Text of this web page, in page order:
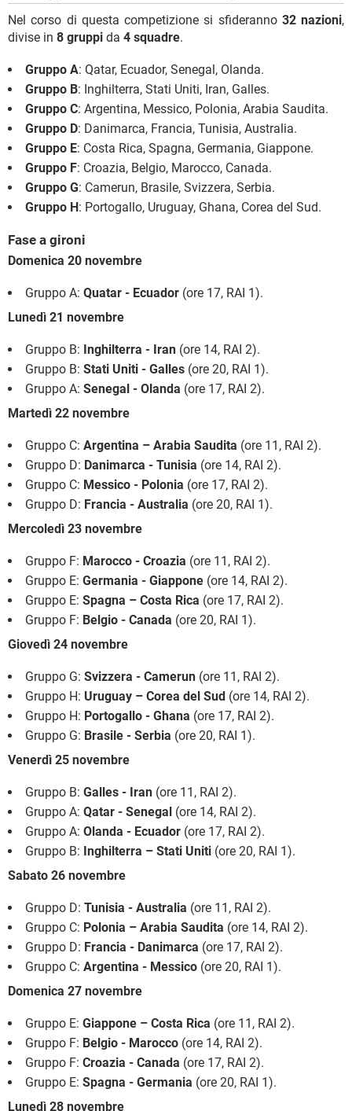
Nel corso di questa competizione si sfideranno 32 nazioni,
divise in 8 gruppi da 4 squadre.
Gruppo A: Qatar, Ecuador, Senegal, Olanda.
Gruppo B: Inghilterra, Stati Uniti, Iran, Galles.
Gruppo C: Argentina, Messico, Polonia, Arabia Saudita.
Gruppo D: Danimarca, Francia, Tunisia, Australia.
Gruppo E: Costa Rica, Spagna, Germania, Giappone.
Gruppo F: Croazia, Belgio, Marocco, Canada.
Gruppo G: Camerun, Brasile, Svizzera, Serbia.
Gruppo H: Portogallo, Uruguay, Ghana, Corea del Sud.
Fase a gironi
Domenica 20 novembre
Gruppo A: Quatar - Ecuador (ore 17, RAI 1).
Lunedì 21 novembre
Gruppo B: Inghilterra - Iran (ore 14, RAI 2).
Gruppo B: Stati Uniti - Galles (ore 20, RAI 1).
Gruppo A: Senegal - Olanda (ore 17, RAI 2).
Martedì 22 novembre
Gruppo C: Argentina – Arabia Saudita (ore 11, RAI 2).
Gruppo D: Danimarca - Tunisia (ore 14, RAI 2).
Gruppo C: Messico - Polonia (ore 17, RAI 2).
Gruppo D: Francia - Australia (ore 20, RAI 1).
Mercoledì 23 novembre
Gruppo F: Marocco - Croazia (ore 11, RAI 2).
Gruppo E: Germania - Giappone (ore 14, RAI 2).
Gruppo E: Spagna – Costa Rica (ore 17, RAI 2).
Gruppo F: Belgio - Canada (ore 20, RAI 1).
Giovedì 24 novembre
Gruppo G: Svizzera - Camerun (ore 11, RAI 2).
Gruppo H: Uruguay – Corea del Sud (ore 14, RAI 2).
Gruppo H: Portogallo - Ghana (ore 17, RAI 2).
Gruppo G: Brasile - Serbia (ore 20, RAI 1).
Venerdì 25 novembre
Gruppo B: Galles - Iran (ore 11, RAI 2).
Gruppo A: Qatar - Senegal (ore 14, RAI 2).
Gruppo A: Olanda - Ecuador (ore 17, RAI 2).
Gruppo B: Inghilterra – Stati Uniti (ore 20, RAI 1).
Sabato 26 novembre
Gruppo D: Tunisia - Australia (ore 11, RAI 2).
Gruppo C: Polonia – Arabia Saudita (ore 14, RAI 2).
Gruppo D: Francia - Danimarca (ore 17, RAI 2).
Gruppo C: Argentina - Messico (ore 20, RAI 1).
Domenica 27 novembre
Gruppo E: Giappone – Costa Rica (ore 11, RAI 2).
Gruppo F: Belgio - Marocco (ore 14, RAI 2).
Gruppo F: Croazia - Canada (ore 17, RAI 2).
Gruppo E: Spagna - Germania (ore 20, RAI 1).
Lunedì 28 novembre